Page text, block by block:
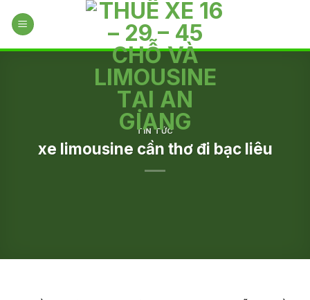
TIN TỨC
xe limousine cần thơ đi bạc liêu